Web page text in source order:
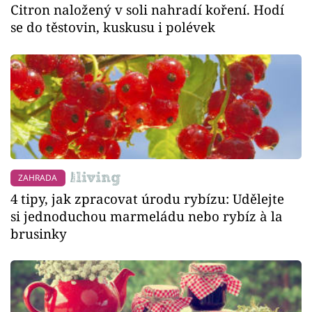
Citron naložený v soli nahradí koření. Hodí
se do těstovin, kuskusu i polévek
ZAHRADA
4 tipy, jak zpracovat úrodu rybízu: Udělejte
si jednoduchou marmeládu nebo rybíz à la
brusinky